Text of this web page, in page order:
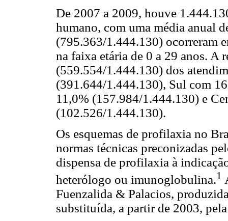
De 2007 a 2009, houve
humano, com uma média anual
(795.363/1.444.130) ocorreram
na faixa etária de 0 a 29 anos. A
(559.554/1.444.130) dos
(391.644/1.444.130), Sul com
11,0% (157.984/1.444.130) e
(102.526/1.444.130).
Os esquemas de profilaxia no
normas técnicas preconizadas
dispensa de profilaxia à
heterólogo ou imunoglobulina.1
Fuenzalida & Palacios,
substituída, a partir de 2003,